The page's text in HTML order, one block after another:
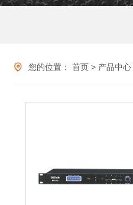
您的位置： 首页 > 产品中心